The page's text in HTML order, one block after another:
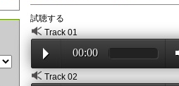
試聴する
Track 01
00:00
Track 02